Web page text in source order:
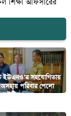
শিক্ষা অফিসারের
ইউএনও’র সহযোগিতায়
পরিবার পেলো